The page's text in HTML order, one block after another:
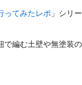
ってみたレポ 」シリー
編む土壁や無塗装